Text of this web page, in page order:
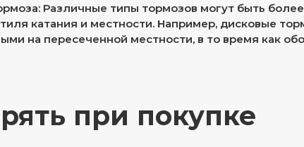
Различные типы тормозов могут быть
катания и местности. Например, дисковые
на пересеченной местности, в то время как
при покупке